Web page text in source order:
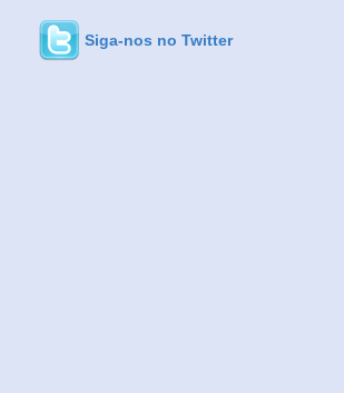
Siga-nos no Twitter